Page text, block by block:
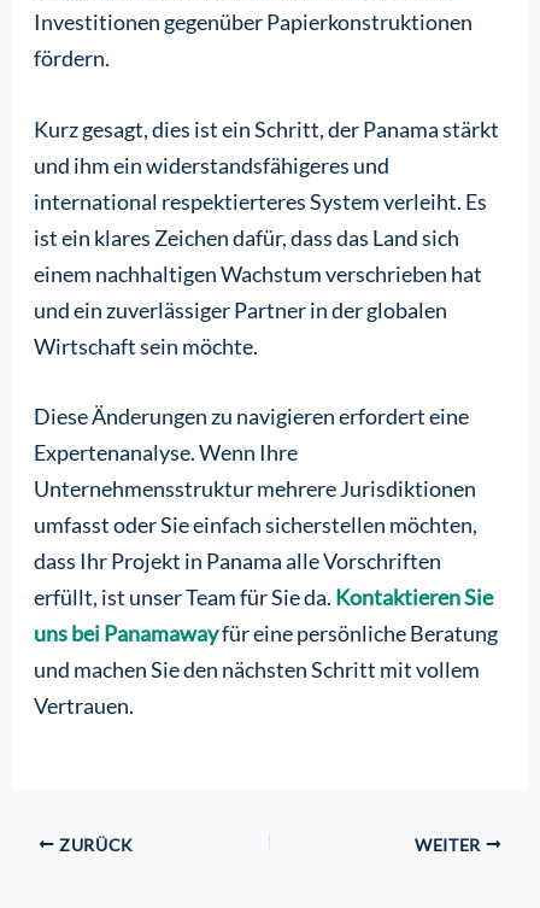
Investitionen gegenüber Papierkonstruktionen
fördern.
Kurz gesagt, dies ist ein Schritt, der Panama stärkt
und ihm ein widerstandsfähigeres und
international respektierteres System verleiht. Es
ist ein klares Zeichen dafür, dass das Land sich
einem nachhaltigen Wachstum verschrieben hat
und ein zuverlässiger Partner in der globalen
Wirtschaft sein möchte.
Diese Änderungen zu navigieren erfordert eine
Expertenanalyse. Wenn Ihre
Unternehmensstruktur mehrere Jurisdiktionen
umfasst oder Sie einfach sicherstellen möchten,
dass Ihr Projekt in Panama alle Vorschriften
erfüllt, ist unser Team für Sie da. Kontaktieren Sie
uns bei Panamawayfür eine persönliche Beratung
und machen Sie den nächsten Schritt mit vollem
Vertrauen.
ZURÜCK WEITER